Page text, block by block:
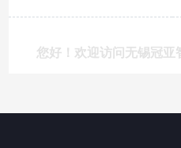
您好！欢迎访问无锡冠亚
产品列表